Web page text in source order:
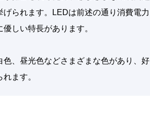
げられます。LEDは前述の通り消費電力
しい特長があります。
色、昼光色などさまざまな色があり、好
ます。